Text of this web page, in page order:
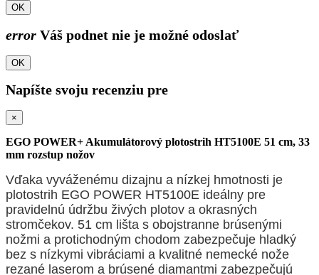
OK
error Váš podnet nie je možné odoslať
OK
Napíšte svoju recenziu pre
×
EGO POWER+ Akumulátorový plotostrih HT5100E 51 cm, 33
mm rozstup nožov
Vďaka vyváženému dizajnu a nízkej hmotnosti je
plotostrih EGO POWER HT5100E ideálny pre
pravidelnú údržbu živých plotov a okrasných
stromčekov. 51 cm lišta s obojstranne brúsenými
nožmi a protichodným chodom zabezpečuje hladký
bez s nízkymi vibráciami a kvalitné nemecké nože
rezané laserom a brúsené diamantmi zabezpečujú